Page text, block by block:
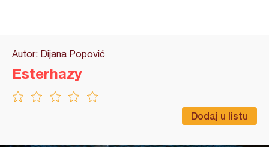
Autor: Dijana Popović
Dodaj u listu
Esterhazy